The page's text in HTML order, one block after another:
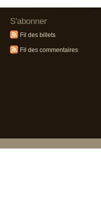
S'abonner
Fil des billets
Fil des commentaires